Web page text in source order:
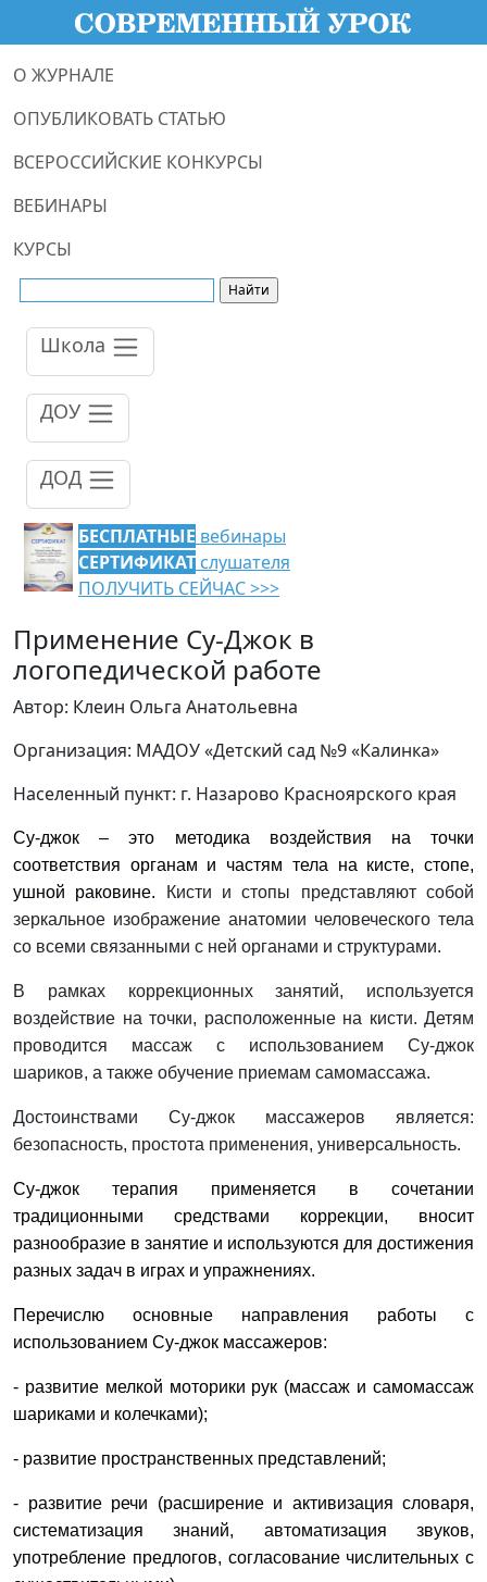
О ЖУРНАЛЕ
ОПУБЛИКОВАТЬ СТАТЬЮ
ВСЕРОССИЙСКИЕ КОНКУРСЫ
ВЕБИНАРЫ
КУРСЫ
Школа
ДОУ
ДОД
БЕСПЛАТНЫЕ вебинары
СЕРТИФИКАТ слушателя
ПОЛУЧИТЬ СЕЙЧАС >>>
Применение Су-Джок в
логопедической работе
Автор: Клеин Ольга Анатольевна
Организация: МАДОУ «Детский сад №9 «Калинка»
Населенный пункт: г. Назарово Красноярского края
Су-джок – это методика воздействия на точки
соответствия органам и частям тела на кисте, стопе,
ушной раковине.
Кисти и стопы представляют собой
зеркальное изображение анатомии человеческого тела
со всеми связанными с ней органами и структурами.
В рамках коррекционных занятий, используется
воздействие на точки, расположенные на кисти. Детям
проводится массаж с использованием Су-джок
шариков, а также обучение приемам самомассажа.
Достоинствами Су-джок массажеров является:
безопасность, простота применения, универсальность.
Су-джок терапия применяется в сочетании
традиционными средствами коррекции, вносит
разнообразие в занятие и используются для достижения
разных задач в играх и упражнениях.
Перечислю основные направления работы с
использованием Су-джок массажеров:
- развитие мелкой моторики рук (массаж и самомассаж
шариками и колечками);
- развитие пространственных представлений;
- развитие речи (расширение и активизация словаря,
систематизация знаний, автоматизация звуков,
употребление предлогов, согласование числительных с